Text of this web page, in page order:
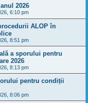
2026
6:10 pm
ALOP în
8:51 pm
a sporului pentru
2026
8:13 pm
pentru condiții
8:06 pm